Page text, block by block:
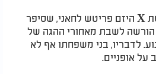
את הסיפור שיתף ברשת X היזם פריטש לחאני, שסיפר
לשבת מאחורי ההגה של
לדבריו, בני משפחתו אף לא
על אופניים.